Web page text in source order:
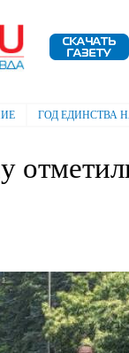
ГОД ЕДИНСТВА